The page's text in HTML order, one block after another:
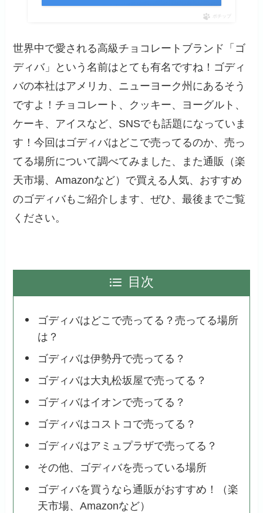
ポチップ
世界中で愛される高級チョコレートブランド「ゴ
ディバ」という名前はとても有名ですね！ゴディ
バの本社はアメリカ、ニューヨーク州にあるそう
ですよ！チョコレート、クッキー、ヨーグルト、
ケーキ、アイスなど、SNSでも話題になっていま
す！今回はゴディバはどこで売ってるのか、売っ
てる場所について調べてみました、また通販（楽
天市場、Amazonなど）で買える人気、おすすめ
のゴディバもご紹介します、ぜひ、最後までご覧
ください。
目次
ゴディバはどこで売ってる？売ってる場所
は？
ゴディバは伊勢丹で売ってる？
ゴディバは大丸松坂屋で売ってる？
ゴディバはイオンで売ってる？
ゴディバはコストコで売ってる？
ゴディバはアミュプラザで売ってる？
その他、ゴディバを売っている場所
ゴディバを買うなら通販がおすすめ！（楽
天市場、Amazonなど）